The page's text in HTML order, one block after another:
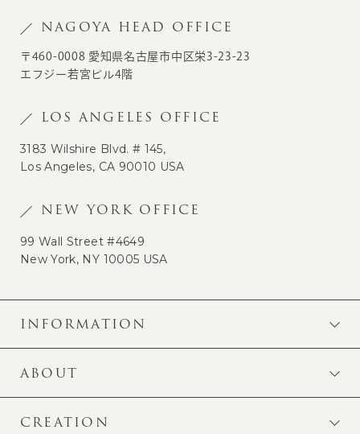
NAGOYA HEAD OFFICE
〒460-0008 愛知県名古屋市中区栄3-23-23
エフジー若宮ビル4階
LOS ANGELES OFFICE
3183 Wilshire Blvd. # 145,
Los Angeles, CA 90010 USA
NEW YORK OFFICE
99 Wall Street #4649
New York, NY 10005 USA
INFORMATION
ABOUT
CREATION